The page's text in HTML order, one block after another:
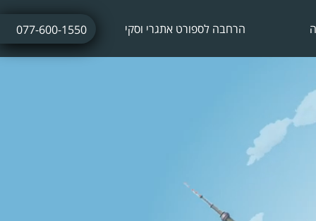
הרחבה לספורט אתגרי וסקי
ביטוח חו"ל לתחרויות ספורט
ביטוח נסיעות לתרמילאים
077-600-1550